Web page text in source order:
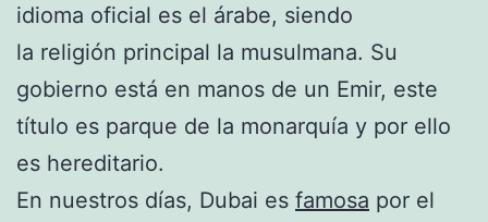
idioma oficial es el árabe, siendo
la religión principal la musulmana. Su
gobierno está en manos de un Emir, este
título es parque de la monarquía y por ello
es hereditario.
En nuestros días, Dubai es famosa por el